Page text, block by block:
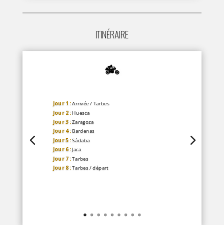
ITINÉRAIRE
Jour 1 :Arrivée / Tarbes
Jour 2 : Huesca
Jour 3 :Zaragoza
Jour 4 : Bardenas
Jour 5 :Sádaba
Jour 6 :Jaca
Jour 7 :Tarbes
Jour 8 :Tarbes / départ